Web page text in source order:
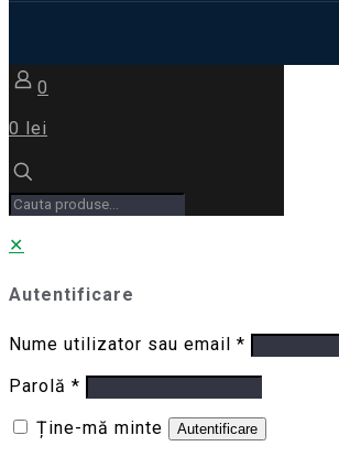
0
0 lei
✕
Autentificare
Nume utilizator sau email *
Parolă *
Ține-mă minte
Autentificare